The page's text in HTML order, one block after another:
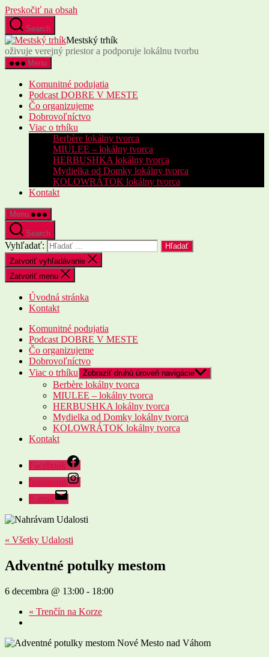
Preskočiť na obsah
Search
Mestský trhík
oživuje verejný priestor a podporuje lokálnu tvorbu
Menu
Komunitné podujatia
Podcast DOBRE V MESTE
Čo organizujeme
Dobrovoľníctvo
Viac o trhíku
Berbère lokálny tvorca
MIULEE – lokálny tvorca
HERBUSHKA lokálny tvorca
Mydielka od Domky lokálny tvorca
KOLOWRÁTOK lokálny tvorca
Kontakt
Menu
Search
Vyhľadať:
Zatvoriť vyhľadávanie
Zatvoriť menu
Úvodná stránka
Kontakt
Komunitné podujatia
Podcast DOBRE V MESTE
Čo organizujeme
Dobrovoľníctvo
Viac o trhíku Zobraziť druhú úroveň navigácie
Berbère lokálny tvorca
MIULEE – lokálny tvorca
HERBUSHKA lokálny tvorca
Mydielka od Domky lokálny tvorca
KOLOWRÁTOK lokálny tvorca
Kontakt
Facebook
Instagram
E-mail
« Všetky Udalosti
Adventné potulky mestom
6 decembra @ 13:00 - 18:00
« Trenčín na Korze